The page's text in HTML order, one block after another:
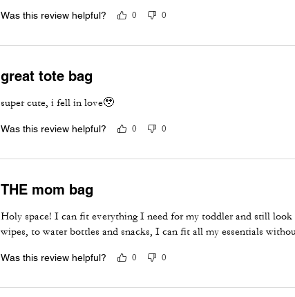
Was this review helpful? 0 0
great tote bag
super cute, i fell in love🥹
Was this review helpful? 0 0
THE mom bag
Holy space! I can fit everything I need for my toddler and still
wipes, to water bottles and snacks, I can fit all my essentials
Was this review helpful? 0 0